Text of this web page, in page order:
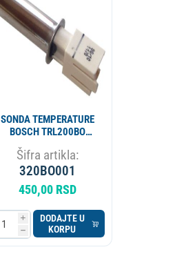
SONDA TEMPERATURE
BOSCH TRL200BO
Šifra artikla:
320BO001
450,00 RSD
i
h
DODAJTE U
KORPU